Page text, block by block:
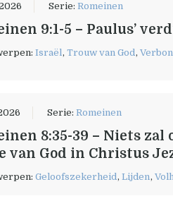
Serie:Romeinen
9:1-5 – Paulus’
Israël,Trouw van God,
Serie:Romeinen
8:35-39 – Niets zal
van God in Christus
Geloofszekerheid ,Lijden ,